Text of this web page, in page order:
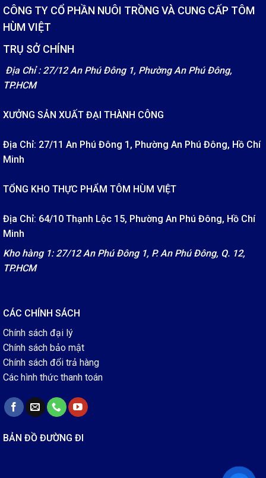
CÔNG TY CỔ PHẦN NUÔI TRỒNG VÀ CUNG CẤP TÔM
HÙM VIỆT
TRỤ SỞ CHÍNH
Địa Chỉ : 27/12 An Phú Đông 1, Phường An Phú Đông,
TP.HCM
XƯỞNG SẢN XUẤT ĐẠI THÀNH CÔNG
Địa Chỉ: 27/11 An Phú Đông 1, Phường An Phú Đông, Hồ Chí
Minh
TỔNG KHO THỰC PHẨM TÔM HÙM VIỆT
Địa Chỉ: 64/10 Thạnh Lộc 15, Phường An Phú Đông, Hồ Chí
Minh
Kho hàng 1: 27/12 An Phú Đông 1, P. An Phú Đông, Q. 12,
TP.HCM
CÁC CHÍNH SÁCH
Chính sách đại lý
Chính sách bảo mật
Chính sách đổi trả hàng
Các hình thức thanh toán
BẢN ĐỒ ĐƯỜNG ĐI